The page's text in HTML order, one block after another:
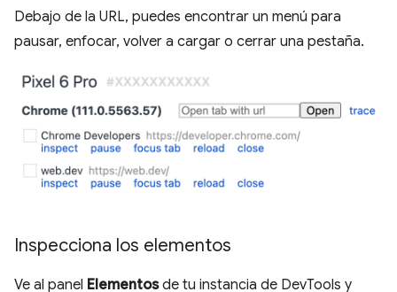
Debajo de la URL, puedes encontrar un menú para
pausar, enfocar, volver a cargar o cerrar una pestaña.
Inspecciona los elementos
Ve al panel Elementosde tu instancia de DevTools y